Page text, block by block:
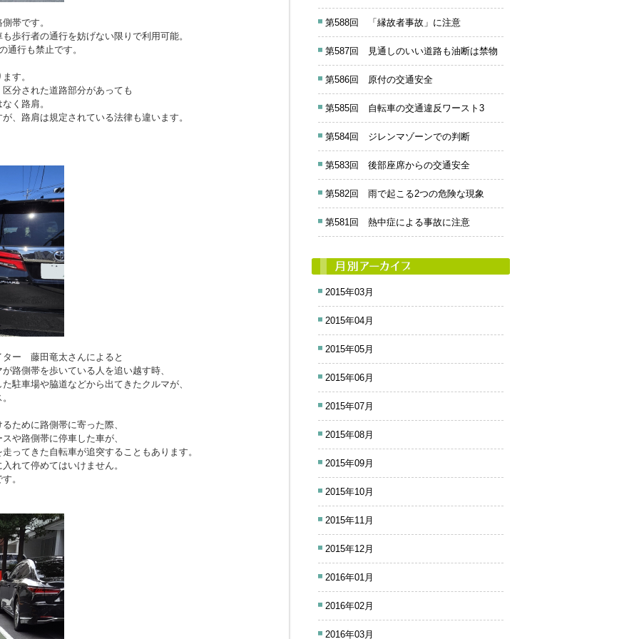
帯です。
歩行者の通行を妨げない限りで利用可能。
通行も禁止です。
す。
分された道路部分があっても
く路肩。
、路肩は規定されている法律も違います。
ター 藤田竜太さんによると
路側帯を歩いている人を追い越す時、
駐車場や脇道などから出てきたクルマが、
ために路側帯に寄った際、
や路側帯に停車した車が、
ってきた自転車が追突することもあります。
れて停めてはいけません。
。
第588回 「縁故者事故」に注意
第587回 見通しのいい道路も油断は禁物
第586回 原付の交通安全
第585回 自転車の交通違反ワースト3
第584回 ジレンマゾーンでの判断
第583回 後部座席からの交通安全
第582回 雨で起こる2つの危険な現象
第581回 熱中症による事故に注意
2015年03月
2015年04月
2015年05月
2015年06月
2015年07月
2015年08月
2015年09月
2015年10月
2015年11月
2015年12月
2016年01月
2016年02月
2016年03月